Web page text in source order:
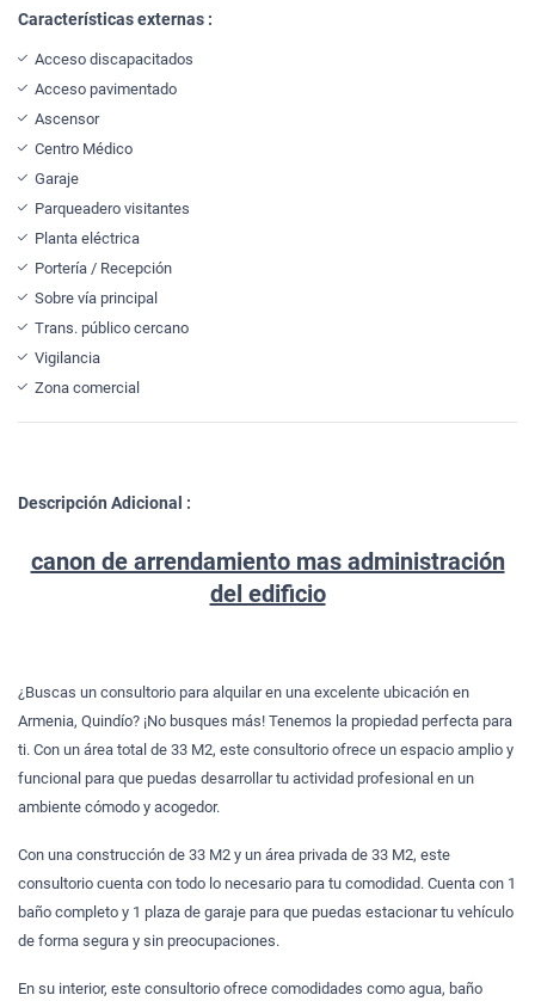
Características externas :
Acceso discapacitados
Acceso pavimentado
Ascensor
Centro Médico
Garaje
Parqueadero visitantes
Planta eléctrica
Portería / Recepción
Sobre vía principal
Trans. público cercano
Vigilancia
Zona comercial
Descripción Adicional :
canon de arrendamiento mas administración
del edificio
¿Buscas un consultorio para alquilar en una excelente ubicación en
Armenia, Quindío? ¡No busques más! Tenemos la propiedad perfecta para
ti. Con un área total de 33 M2, este consultorio ofrece un espacio amplio y
funcional para que puedas desarrollar tu actividad profesional en un
ambiente cómodo y acogedor.
Con una construcción de 33 M2 y un área privada de 33 M2, este
consultorio cuenta con todo lo necesario para tu comodidad. Cuenta con 1
baño completo y 1 plaza de garaje para que puedas estacionar tu vehículo
de forma segura y sin preocupaciones.
En su interior, este consultorio ofrece comodidades como agua, baño